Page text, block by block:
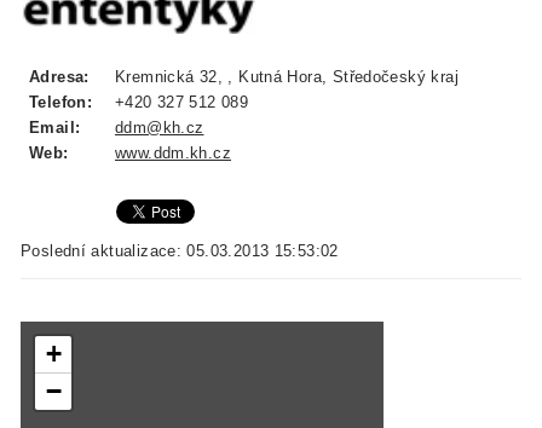
Adresa:
Kremnická 32, , Kutná Hora, Středočeský kraj
Telefon:
+420 327 512 089
Email:
ddm@kh.cz
Web:
www.ddm.kh.cz
Poslední aktualizace: 05.03.2013 15:53:02
+
−